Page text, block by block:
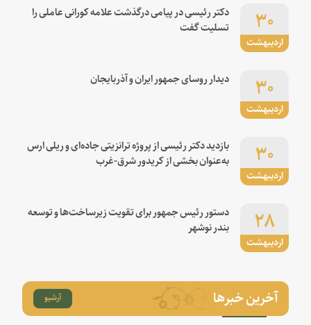
اردیبهشت
۳۰
دکتر رئیسی در پیامی درگذشت علامه کورانی عاملی را
تسلیت گفت
اردیبهشت
۳۰ دیدار روسای جمهور ایران و آذربایجان
اردیبهشت
۳۰
بازدید دکتر رئیسی از پروژه ترانزیتی جاده‌ای و ریلی ارس
به‌عنوان بخشی از کریدور شرق-غرب
اردیبهشت
۲۸
دستور رئیس جمهور برای تقویت زیرساخت‌ها و توسعه
بندر نوشهر
آخرین خبرها آرشیو